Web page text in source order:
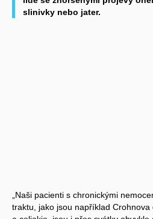
slinivky nebo jater.
„Naši pacienti s chronickými
traktu, jako jsou například